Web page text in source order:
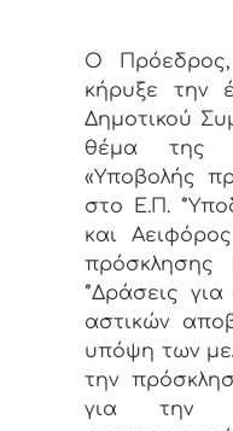
Ο
κήρυξε την
Δημοτικού
θέμα της
«Υποβολής
στο Ε.Π.
και
πρόσκλησης
‘’Δράσεις
αστικών
υπόψη των
την
για την